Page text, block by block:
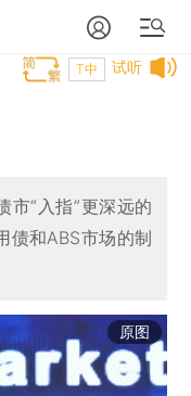
试听
T中
市“入指”更深远的
债和ABS市场的制
原图